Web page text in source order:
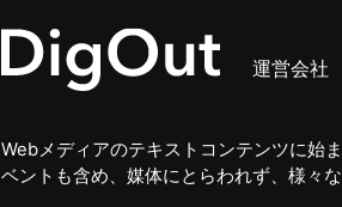
運営会社
Webメディアのテキストコンテンツに始
ベントも含め、媒体にとらわれず、様々